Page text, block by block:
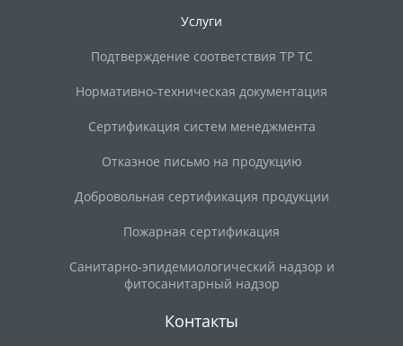
Услуги
Подтверждение соответствия ТР ТС
Нормативно-техническая документация
Сертификация систем менеджмента
Отказное письмо на продукцию
Добровольная сертификация продукции
Пожарная сертификация
Санитарно-эпидемиологический надзор и
фитосанитарный надзор
Контакты